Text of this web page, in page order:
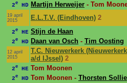
2e HD Martijn Herweijer - Tom
19 april
2015
E.L.T.V. (Eindhoven) 2
2e HE Stijn de Haan
2e HD Daan van Osch - Tim Oosting
12 april
2015
T.C. Nieuwerkerk (Nieuwerkerk
a/d IJssel) 2
2e HE Tom Moonen
2e HD Tom Moonen - Thorsten Sollie